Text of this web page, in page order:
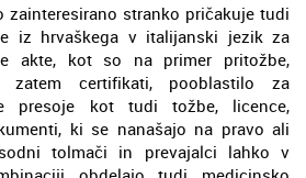
stranko pričakuje tudi
iz hrvaškega v italijanski jezik za
akte, kot so na primer pritožbe,
certifikati, pooblastilo za
presoje kot tudi tožbe, licence,
ki se nanašajo na pravo ali
tolmači in prevajalci lahko v